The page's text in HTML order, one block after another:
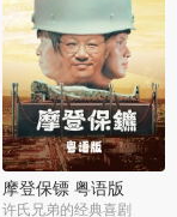
摩登保镖 粤语版
许氏兄弟的经典喜剧